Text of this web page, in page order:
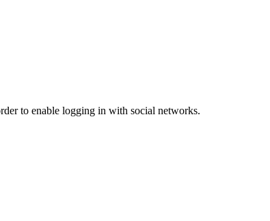
to enable logging in with social networks.